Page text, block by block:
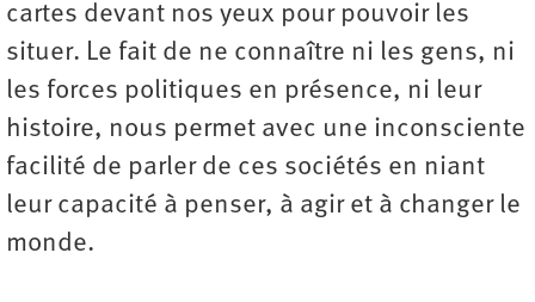
cartes devant nos yeux pour pouvoir les
situer. Le fait de ne connaître ni les gens, ni
les forces politiques en présence, ni leur
histoire, nous permet avec une inconsciente
facilité de parler de ces sociétés en niant
leur capacité à penser, à agir et à changer le
monde.